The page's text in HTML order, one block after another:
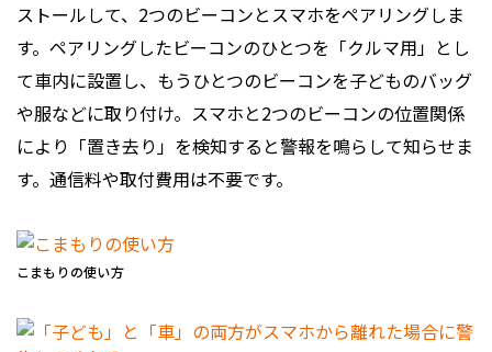
ストールして、2つのビーコンとスマホをペアリングしま
す。ペアリングしたビーコンのひとつを「クルマ用」とし
て車内に設置し、もうひとつのビーコンを子どものバッグ
や服などに取り付け。スマホと2つのビーコンの位置関係
により「置き去り」を検知すると警報を鳴らして知らせま
す。通信料や取付費用は不要です。
こまもりの使い方